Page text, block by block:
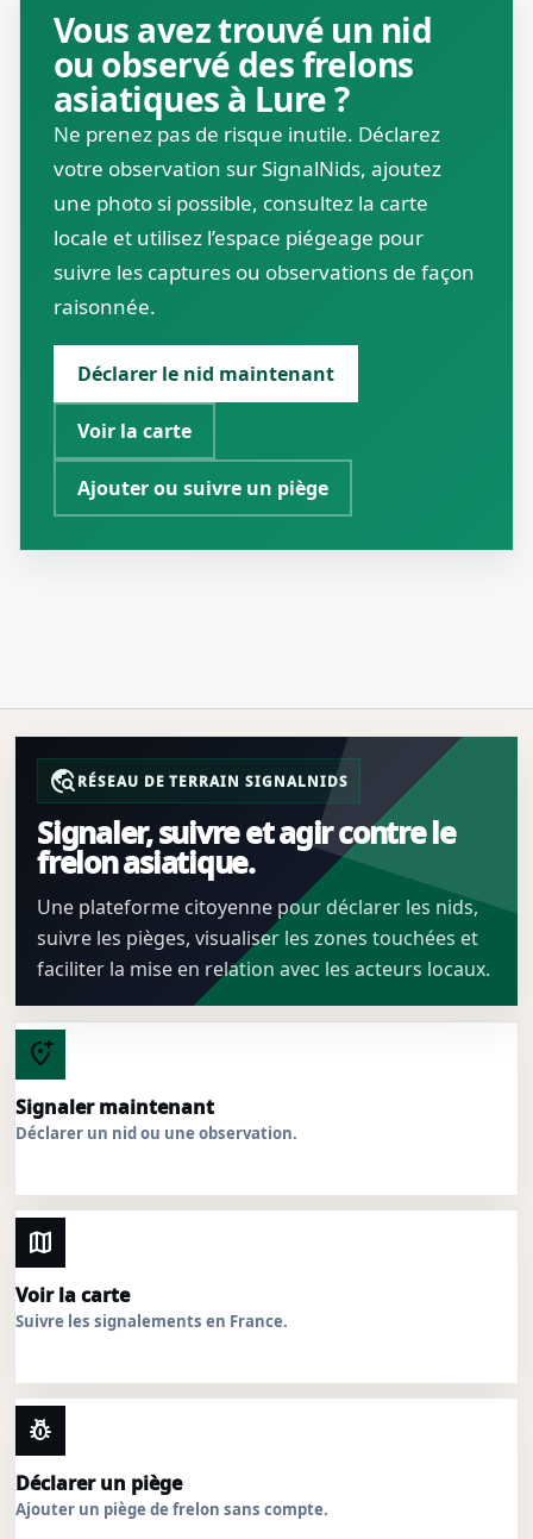
Vous avez trouvé un nid
ou observé des frelons
asiatiques à Lure ?
Ne prenez pas de risque inutile. Déclarez
votre observation sur SignalNids, ajoutez
une photo si possible, consultez la carte
locale et utilisez l’espace piégeage pour
suivre les captures ou observations de façon
raisonnée.
Déclarer le nid maintenant
Voir la carte
Ajouter ou suivre un piège
travel_exploreRÉSEAU DE TERRAIN SIGNALNIDS
Signaler, suivre et agir contre le
frelon asiatique.
Une plateforme citoyenne pour déclarer les nids,
suivre les pièges, visualiser les zones touchées et
faciliter la mise en relation avec les acteurs locaux.
add_location_alt
Signaler maintenant
Déclarer un nid ou une observation.
map
Voir la carte
Suivre les signalements en France.
pest_control
Déclarer un piège
Ajouter un piège de frelon sans compte.